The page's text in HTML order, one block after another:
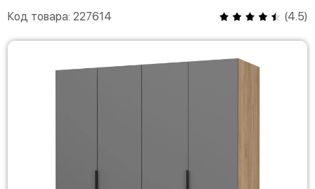
Код товара: 227614 (4.5)